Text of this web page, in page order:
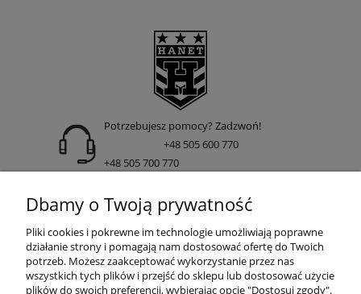
Potrzebujesz pomocy? Zadzwoń!
+48 505 600 770
+48 505 700 770
ul. Nakielska 266 85-391 Bydgoszcz
INFORMACJE
Dbamy o Twoją prywatność
Pliki cookies i pokrewne im technologie umożliwiają poprawne
działanie strony i pomagają nam dostosować ofertę do Twoich
potrzeb. Możesz zaakceptować wykorzystanie przez nas
wszystkich tych plików i przejść do sklepu lub dostosować użycie
plików do swoich preferencji, wybierając opcję "Dostosuj zgody".